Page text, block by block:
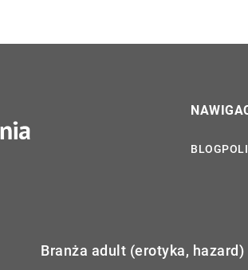
BLOG
Branża adult (erotyka, hazard)